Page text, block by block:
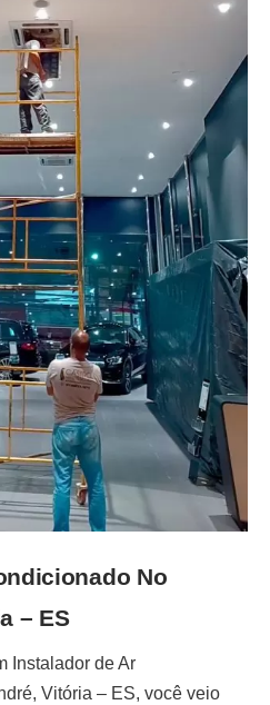
No
– ES
Instalador de Ar
Vitória – ES, você veio